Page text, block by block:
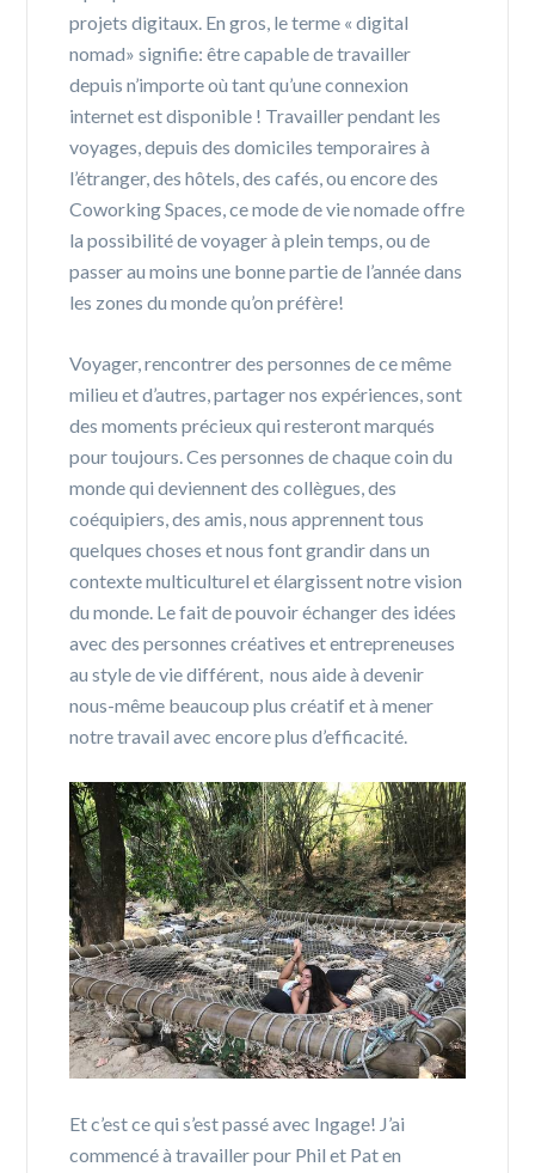
projets digitaux. En gros, le terme « digital
nomad» signifie: être capable de travailler
depuis n’importe où tant qu’une connexion
internet est disponible ! Travailler pendant les
voyages, depuis des domiciles temporaires à
l’étranger, des hôtels, des cafés, ou encore des
Coworking Spaces, ce mode de vie nomade offre
la possibilité de voyager à plein temps, ou de
passer au moins une bonne partie de l’année dans
les zones du monde qu’on préfère!
Voyager, rencontrer des personnes de ce même
milieu et d’autres, partager nos expériences, sont
des moments précieux qui resteront marqués
pour toujours. Ces personnes de chaque coin du
monde qui deviennent des collègues, des
coéquipiers, des amis, nous apprennent tous
quelques choses et nous font grandir dans un
contexte multiculturel et élargissent notre vision
du monde. Le fait de pouvoir échanger des idées
avec des personnes créatives et entrepreneuses
au style de vie différent, nous aide à devenir
nous-même beaucoup plus créatif et à mener
notre travail avec encore plus d’efficacité.
Et c’est ce qui s’est passé avec Ingage! J’ai
commencé à travailler pour Phil et Pat en